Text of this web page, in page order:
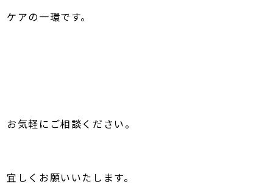
ケアの一環です。
お気軽にご相談ください。
宜しくお願いいたします。